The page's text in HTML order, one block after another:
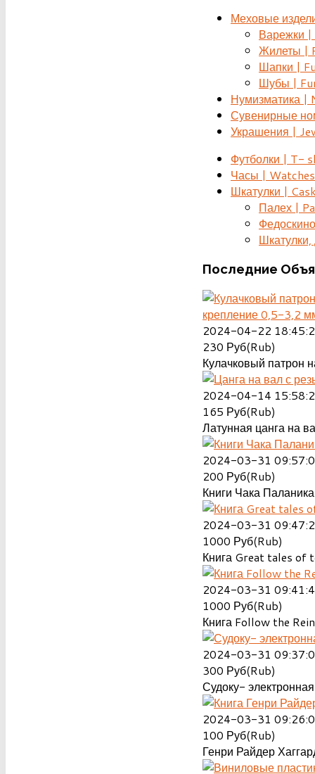
Меховые
Варежки
Жилеты |
Шапки |
Шубы |
Нумизматика |
Сувенирные
Украшения |
Футболки | T-
Часы | Watches
Шкатулки |
Палех |
Последние
крепление 0,5-3,2
2024-04-22
230 Руб(Rub)
Кулачковый патрон
2024-04-14
165 Руб(Rub)
Латунная цанга на
2024-03-31
200 Руб(Rub)
Книги Чака
2024-03-31
1000 Руб(Rub)
Книга Great tales of
2024-03-31
1000 Руб(Rub)
Книга Follow the
2024-03-31
300 Руб(Rub)
Судоку-
2024-03-31
100 Руб(Rub)
Генри Райдер